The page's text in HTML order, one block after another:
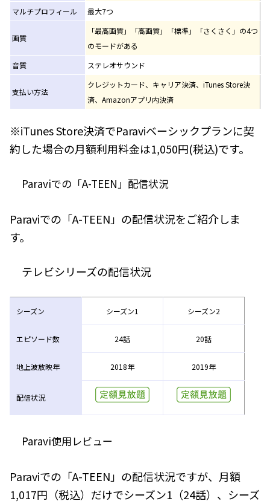
マルチプロフィール
最大7つ
画質
「最高画質」「高画質」「標準」「さくさく」の4つ
のモードがある
音質
ステレオサウンド
支払い方法
クレジットカード、キャリア決済、iTunes Store決
済、Amazonアプリ内決済
※iTunes Store決済でParaviベーシックプランに契
約した場合の月額利用料金は1,050円(税込)です。
Paraviでの「A-TEEN」配信状況
Paraviでの「A-TEEN」の配信状況をご紹介しま
す。
テレビシリーズの配信状況
シーズン シーズン1 シーズン2
エピソード数 24話 20話
地上波放映年 2018年 2019年
配信状況
Paravi使用レビュー
Paraviでの「A-TEEN」の配信状況ですが、月額
1,017円（税込）だけでシーズン1（24話）、シーズ